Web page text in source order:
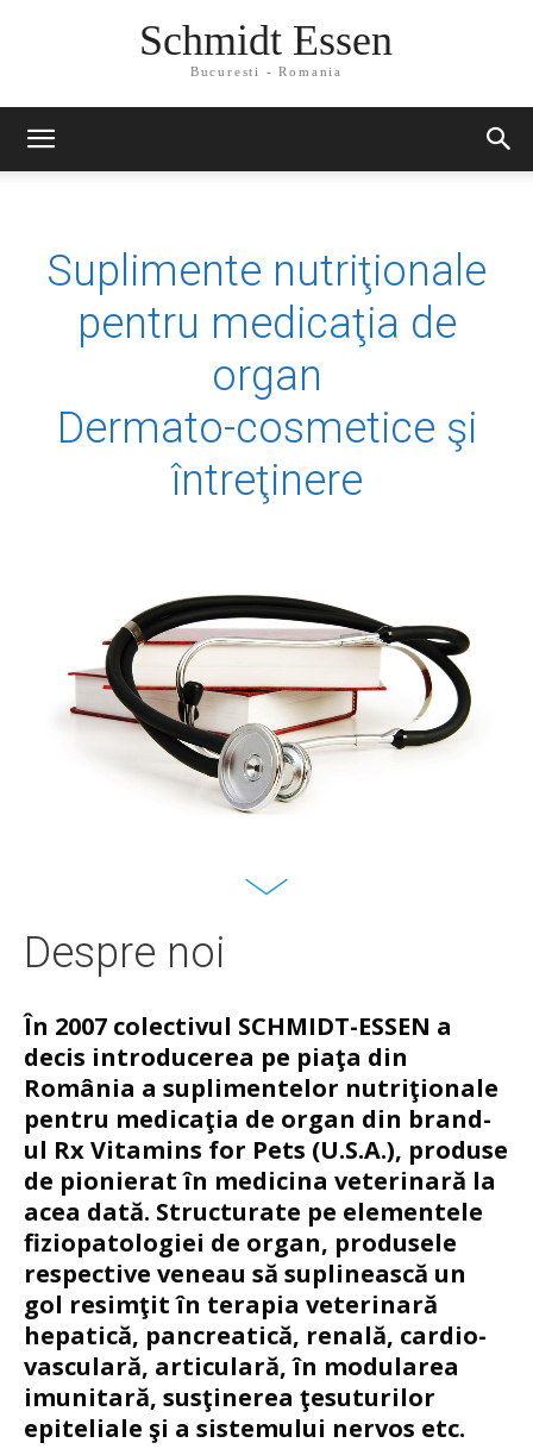
Schmidt Essen
Bucuresti - Romania
Suplimente nutriţionale
pentru medicaţia de
organ
Dermato-cosmetice şi
întreţinere
Despre noi
În 2007 colectivul SCHMIDT-ESSEN a
decis introducerea pe piaţa din
România a suplimentelor nutriţionale
pentru medicaţia de organ din brand-
ul Rx Vitamins for Pets (U.S.A.), produse
de pionierat în medicina veterinară la
acea dată. Structurate pe elementele
fiziopatologiei de organ, produsele
respective veneau să suplinească un
gol resimţit în terapia veterinară
hepatică, pancreatică, renală, cardio-
vasculară, articulară, în modularea
imunitară, susţinerea ţesuturilor
epiteliale şi a sistemului nervos etc.